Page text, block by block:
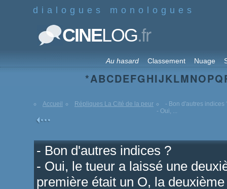
dialogues monologues
CINELOG.fr
Au hasard Classement Nuage
*ABCDEFGHIJKLMNOPQ
Accueil Répliques La Cité de la peur
- Bon d'autres indices
- Oui, ...
- Bon d'autres indices ?
- Oui, le tueur a laissé une
première était un O, la